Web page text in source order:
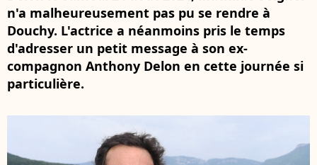
n'a malheureusement pas pu se rendre à
Douchy. L'actrice a néanmoins pris le temps
d'adresser un petit message à son ex-
compagnon Anthony Delon en cette journée si
particulière.